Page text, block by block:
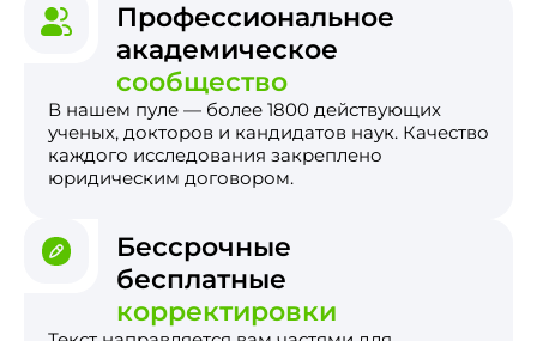
Профессиональное
академическое
сообщество
В нашем пуле — более 1800 действующих
ученых, докторов и кандидатов наук. Качество
каждого исследования закреплено
юридическим договором.
Бессрочные
бесплатные
корректировки